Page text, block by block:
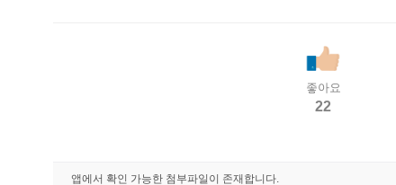
좋아요
22
앱에서 확인 가능한 첨부파일이 존재합니다.